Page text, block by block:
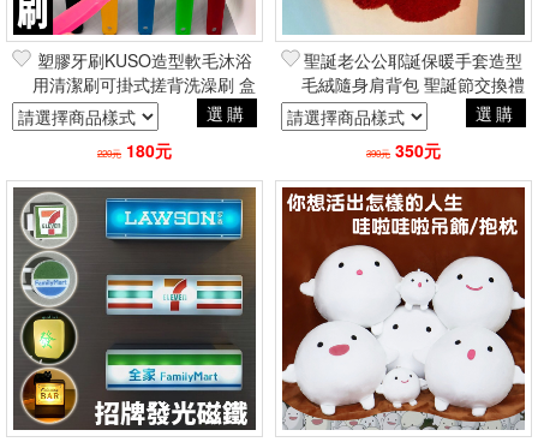
塑膠牙刷KUSO造型軟毛沐浴
用清潔刷可掛式搓背洗澡刷 盒
損 交換禮物可愛創意居家周邊
選購
220元 180元
聖誕老公公耶誕保暖手套造型
毛絨隨身肩背包 聖誕節交換禮
物居家療癒周邊
選購
390元 350元